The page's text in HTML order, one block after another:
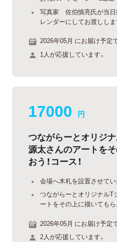
写真家 佐伯慎亮氏が当日
レンダーにしてお渡ししま
2026年05月 にお届け予定
1人が応援しています。
17000 円
つながらーとオリジ
源太さんのアートを
おう！コース！
会場へ木札を設置させて
つながらーとオリジナルT
ートをその上に描いても
2026年05月 にお届け予定
2人が応援しています。